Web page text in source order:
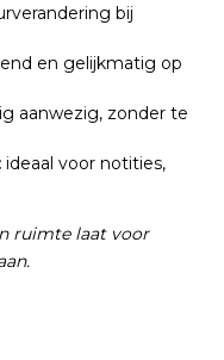
bij
en gelijkmatig op
aanwezig, zonder te
ideaal voor notities,
ruimte laat voor